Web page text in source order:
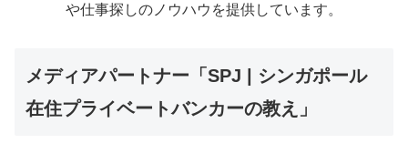
や仕事探しのノウハウを提供しています。
メディアパートナー「SPJ | シンガポール
在住プライベートバンカーの教え」